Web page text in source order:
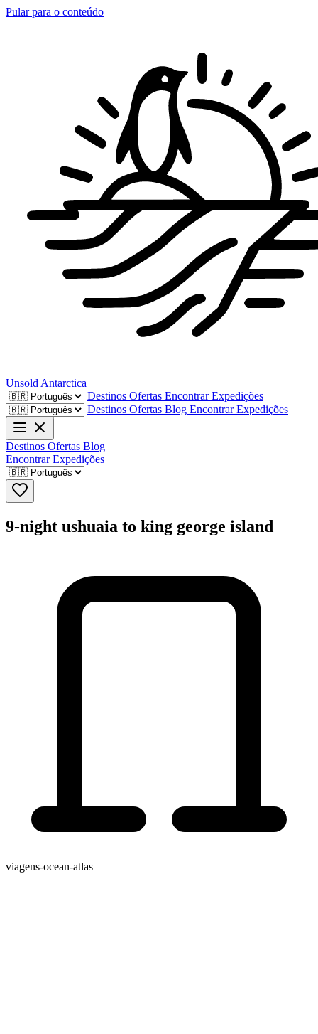
Pular para o conteúdo
Unsold Antarctica
Destinos Ofertas Encontrar Expedições
Destinos Ofertas Blog Encontrar Expedições
Destinos Ofertas Blog
Encontrar Expedições
9-night ushuaia to king george island
viagens-ocean-atlas